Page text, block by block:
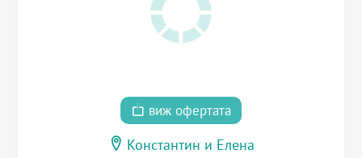
виж офертата
Константин и Елена